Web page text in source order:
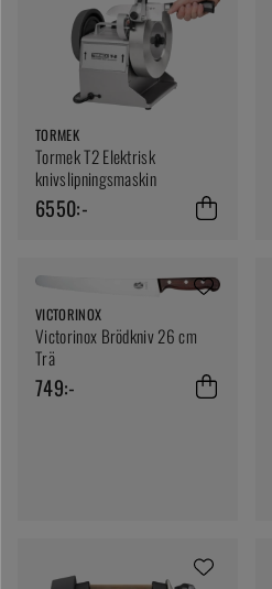
TORMEK
Tormek T2 Elektrisk
knivslipningsmaskin
6550:-
VICTORINOX
Victorinox Brödkniv 26 cm
Trä
749:-